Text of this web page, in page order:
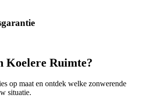
Koelere Ruimte?
op maat en ontdek welke zonwerende
situatie.